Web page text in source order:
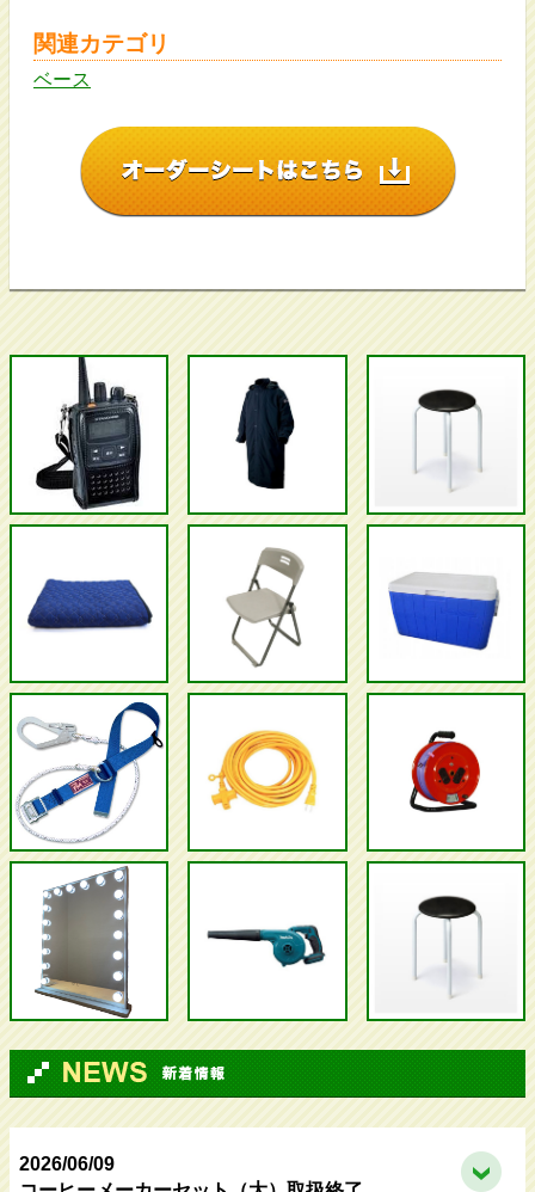
関連カテゴリ
ベース
2026/06/09